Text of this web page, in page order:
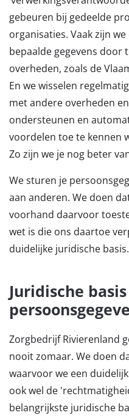
gebeuren bij gedeelde
organisaties. Vaak zijn
bepaalde gegevens door
overheden, zoals de
En we wisselen
met andere overheden
ondersteunen en
voordelen toe te kennen
Zo zijn we je nog beter
We sturen je
aan anderen. We doen
voorhand daarvoor
wet is die ons daartoe
duidelijke juridische basis.
Juridische
Zorgbedrijf Rivierenland
nooit zomaar. We doen
waarvoor we een
ook wel de
belangrijkste juridische